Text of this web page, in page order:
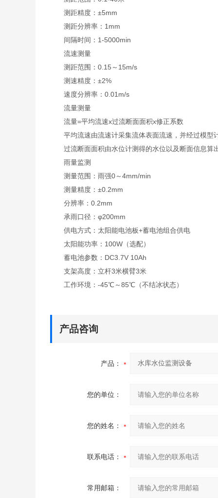
测距精度：±5mm
测距分辨率：1mm
间隔时间：1-5000min
流速测量
测距范围：0.15～15m/s
测速精度：±2%
速度分辨率：0.01m/s
流量测量
流量=平均流速x过流断面面积x修正系数
平均流速由流速计采集流体表面流速，并经过模型
过流断面面积由水位计测得的水位以及断面信息算
雨量监测
测量范围：雨强0～4mm/min
测量精度：±0.2mm
分辨率：0.2mm
承雨口径：φ200mm
供电方式：太阳能电池板+蓄电池组合供电
太阳能功率：100W（选配）
蓄电池参数：DC3.7V 10Ah
支架高度：立杆3米横臂3米
工作环境：-45℃～85℃（不结冰状态）
产品咨询
产品：
您的单位：
您的姓名：
联系电话：
常用邮箱：